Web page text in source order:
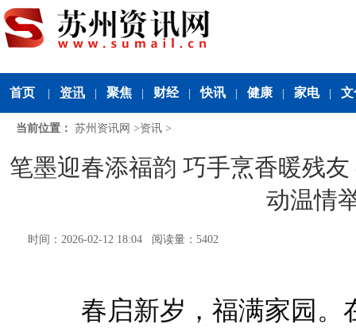
首页 资讯 聚焦 财经 快讯 健康 家电 文
当前位置： 苏州资讯网 >资讯 >
笔墨迎春添福韵 巧手烹香暖残
动温情
时间：2026-02-12 18:04 阅读量：5402
春启新岁，福满家园。